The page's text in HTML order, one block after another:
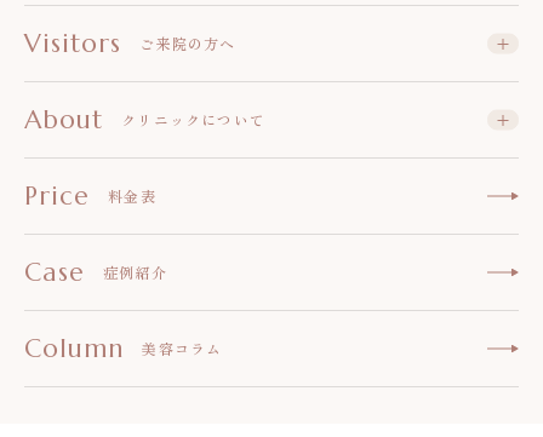
Visitors ご来院の方へ
About クリニックについて
Price 料金表
Case 症例紹介
Column 美容コラム